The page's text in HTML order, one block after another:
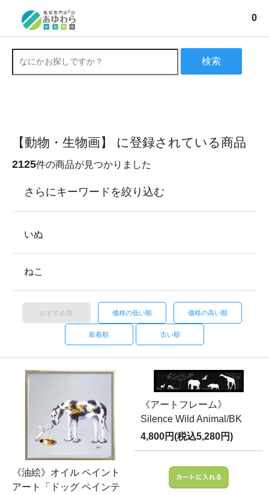
0
検索
【動物・生物画】 に登録されている商品
2125件の商品が見つかりました
さらにキーワードを絞り込む
いぬ
ねこ
おすすめ順 価格の低い順 価格の高い順
新着順 古い順
《油絵》オイル ペイント
アート「ドッグ ペインテ
《アートフレーム》
Silence Wild Animal/BK
4,800円(税込5,280円)